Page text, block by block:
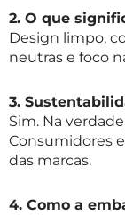
2. O que
Design limpo,
neutras e foco
3.
Sim. Na
Consumidores
das marcas.
4. Como a